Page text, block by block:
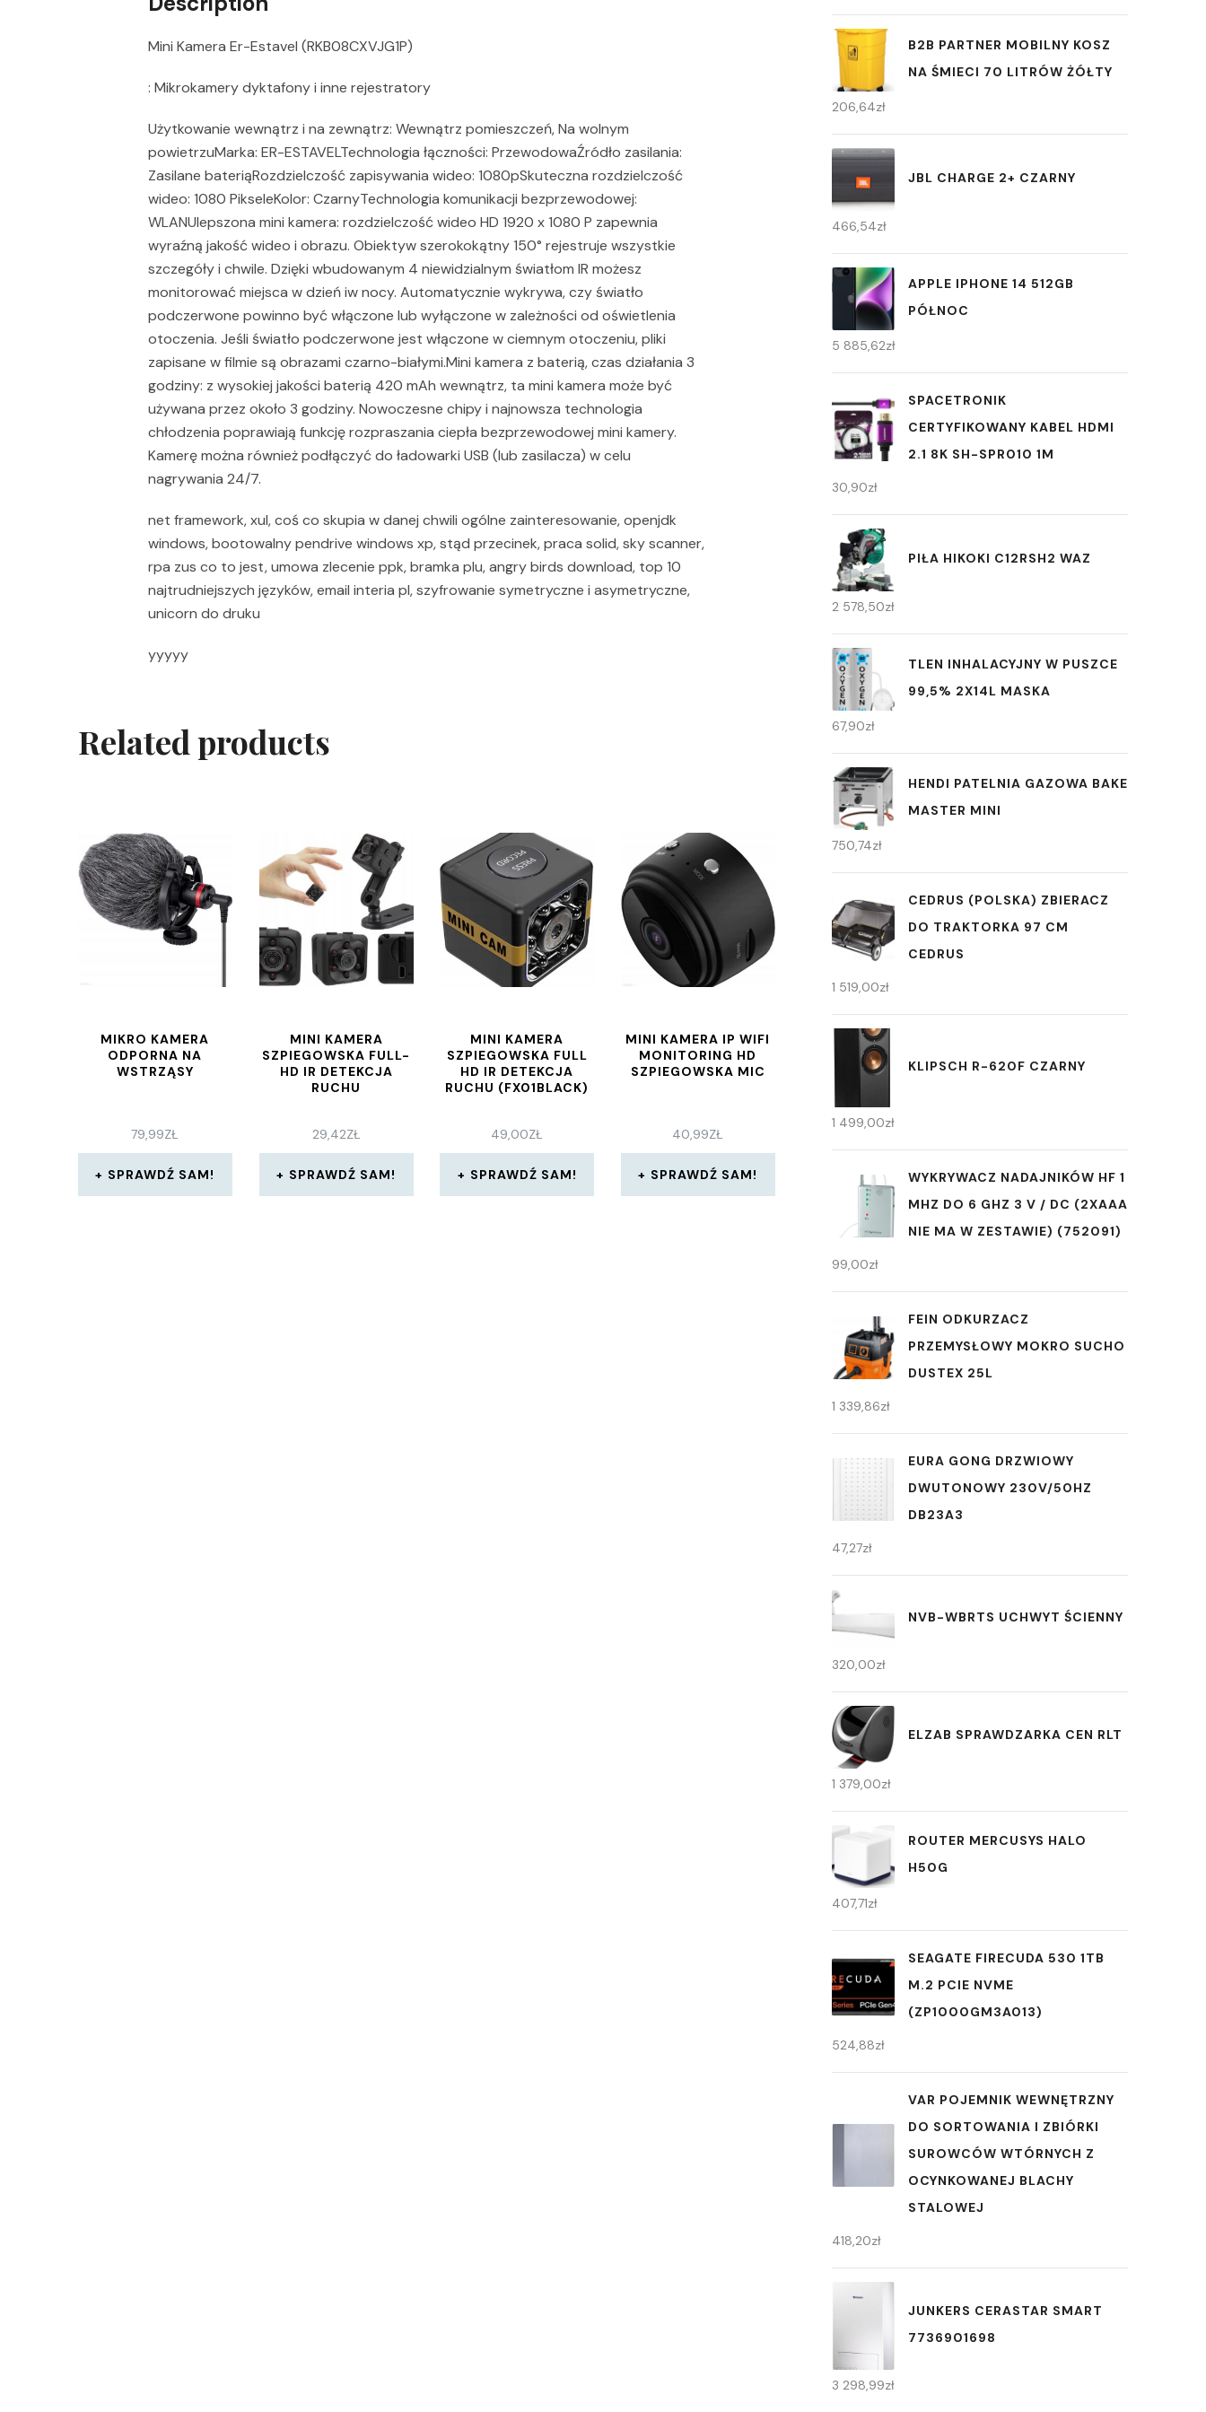
Mini Kamera Er-Estavel (RKB08CXVJG1P)
: Mikrokamery dyktafony i inne rejestratory
Użytkowanie wewnątrz i na zewnątrz: Wewnątrz pomieszczeń, Na wolnym
powietrzuMarka: ER-ESTAVELTechnologia łączności: PrzewodowaŹródło zasilania:
Zasilane bateriąRozdzielczość zapisywania wideo: 1080pSkuteczna rozdzielczość
wideo: 1080 PikseleKolor: CzarnyTechnologia komunikacji bezprzewodowej:
WLANUlepszona mini kamera: rozdzielczość wideo HD 1920 x 1080 P zapewnia
wyraźną jakość wideo i obrazu. Obiektyw szerokokątny 150° rejestruje wszystkie
szczegóły i chwile. Dzięki wbudowanym 4 niewidzialnym światłom IR możesz
monitorować miejsca w dzień iw nocy. Automatycznie wykrywa, czy światło
podczerwone powinno być włączone lub wyłączone w zależności od oświetlenia
otoczenia. Jeśli światło podczerwone jest włączone w ciemnym otoczeniu, pliki
zapisane w filmie są obrazami czarno-białymi.Mini kamera z baterią, czas działania 3
godziny: z wysokiej jakości baterią 420 mAh wewnątrz, ta mini kamera może być
używana przez około 3 godziny. Nowoczesne chipy i najnowsza technologia
chłodzenia poprawiają funkcję rozpraszania ciepła bezprzewodowej mini kamery.
Kamerę można również podłączyć do ładowarki USB (lub zasilacza) w celu
nagrywania 24/7.
net framework, xul, coś co skupia w danej chwili ogólne zainteresowanie, openjdk
windows, bootowalny pendrive windows xp, stąd przecinek, praca solid, sky scanner,
rpa zus co to jest, umowa zlecenie ppk, bramka plu, angry birds download, top 10
najtrudniejszych języków, email interia pl, szyfrowanie symetryczne i asymetryczne,
unicorn do druku
yyyyy
Related products
MIKRO KAMERA
ODPORNA NA
WSTRZĄSY
79,99ZŁ
SPRAWDŹ SAM!
MINI KAMERA
SZPIEGOWSKA FULL-
HD IR DETEKCJA
RUCHU
29,42ZŁ
SPRAWDŹ SAM!
MINI KAMERA
SZPIEGOWSKA FULL
HD IR DETEKCJA
RUCHU (FX01BLACK)
49,00ZŁ
SPRAWDŹ SAM!
MINI KAMERA IP WIFI
MONITORING HD
SZPIEGOWSKA MIC
40,99ZŁ
SPRAWDŹ SAM!
B2B PARTNER MOBILNY KOSZ
NA ŚMIECI 70 LITRÓW ŻÓŁTY
206,64zł
JBL CHARGE 2+ CZARNY
466,54zł
APPLE IPHONE 14 512GB
PÓŁNOC
5 885,62zł
SPACETRONIK
CERTYFIKOWANY KABEL HDMI
2.1 8K SH-SPR010 1M
30,90zł
PIŁA HIKOKI C12RSH2 WAZ
2 578,50zł
TLEN INHALACYJNY W PUSZCE
99,5% 2X14L MASKA
67,90zł
HENDI PATELNIA GAZOWA BAKE
MASTER MINI
750,74zł
CEDRUS (POLSKA) ZBIERACZ
DO TRAKTORKA 97 CM
CEDRUS
1 519,00zł
KLIPSCH R-620F CZARNY
1 499,00zł
WYKRYWACZ NADAJNIKÓW HF 1
MHZ DO 6 GHZ 3 V / DC (2XAAA
NIE MA W ZESTAWIE) (752091)
99,00zł
FEIN ODKURZACZ
PRZEMYSŁOWY MOKRO SUCHO
DUSTEX 25L
1 339,86zł
EURA GONG DRZWIOWY
DWUTONOWY 230V/50HZ
DB23A3
47,27zł
NVB-WBRTS UCHWYT ŚCIENNY
320,00zł
ELZAB SPRAWDZARKA CEN RLT
1 379,00zł
ROUTER MERCUSYS HALO
H50G
407,71zł
SEAGATE FIRECUDA 530 1TB
M.2 PCIE NVME
(ZP1000GM3A013)
524,88zł
VAR POJEMNIK WEWNĘTRZNY
DO SORTOWANIA I ZBIÓRKI
SUROWCÓW WTÓRNYCH Z
OCYNKOWANEJ BLACHY
STALOWEJ
418,20zł
JUNKERS CERASTAR SMART
7736901698
3 298,99zł